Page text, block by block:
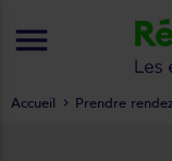
Accueil Prendre
menu